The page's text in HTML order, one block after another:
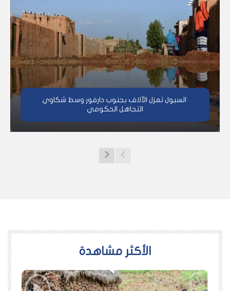
السيول تعزل الآلاف بجنوب دارفور وسط شكاوي
التجاهل الحكومي
اﻷكثر مشاهدة